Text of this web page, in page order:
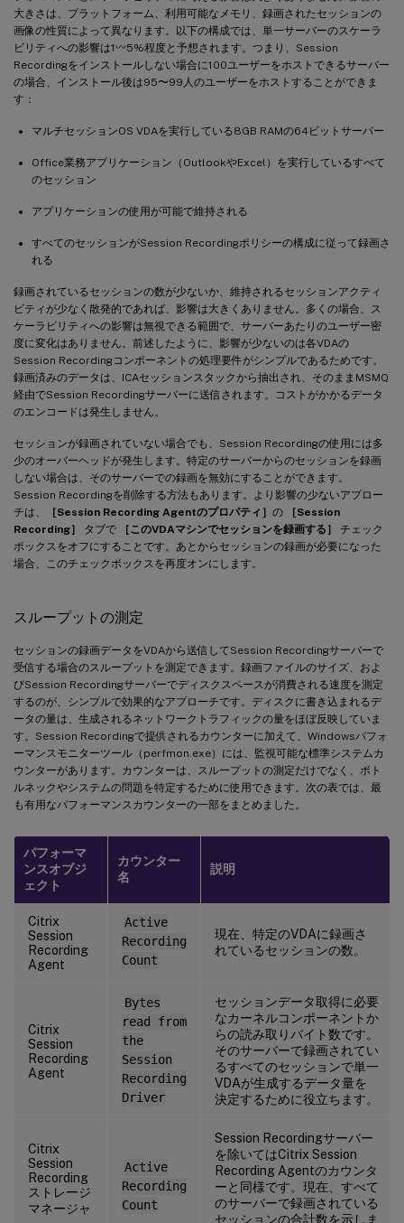
大きさは、プラットフォーム、利用可能なメモリ、録画されたセッションの
画像の性質によって異なります。以下の構成では、単一サーバーのスケーラ
ビリティへの影響は1〰5%程度と予想されます。つまり、Session
Recordingをインストールしない場合に100ユーザーをホストできるサーバー
の場合、インストール後は95〜99人のユーザーをホストすることができま
す：
マルチセッションOS VDAを実行している8GB RAMの64ビットサーバー
Office業務アプリケーション（OutlookやExcel）を実行しているすべて
のセッション
アプリケーションの使用が可能で維持される
すべてのセッションがSession Recordingポリシーの構成に従って録画さ
れる
録画されているセッションの数が少ないか、維持されるセッションアクティ
ビティが少なく散発的であれば、影響は大きくありません。多くの場合、ス
ケーラビリティへの影響は無視できる範囲で、サーバーあたりのユーザー密
度に変化はありません。前述したように、影響が少ないのは各VDAの
Session Recordingコンポーネントの処理要件がシンプルであるためです。
録画済みのデータは、ICAセッションスタックから抽出され、そのままMSMQ
経由でSession Recordingサーバーに送信されます。コストがかかるデータ
のエンコードは発生しません。
セッションが録画されていない場合でも、Session Recordingの使用には多
少のオーバーヘッドが発生します。特定のサーバーからのセッションを録画
しない場合は、そのサーバーでの録画を無効にすることができます。
Session Recordingを削除する方法もあります。より影響の少ないアプロー
チは、
［Session Recording Agentのプロパティ］ の
［Session
Recording］
タブで ［このVDAマシンでセッションを録画する］
チェック
ボックスをオフにすることです。あとからセッションの録画が必要になった
場合、このチェックボックスを再度オンにします。
スループットの測定
セッションの録画データをVDAから送信してSession Recordingサーバーで
受信する場合のスループットを測定できます。録画ファイルのサイズ、およ
びSession Recordingサーバーでディスクスペースが消費される速度を測定
するのが、シンプルで効果的なアプローチです。ディスクに書き込まれるデ
ータの量は、生成されるネットワークトラフィックの量をほぼ反映していま
す。Session Recordingで提供されるカウンターに加えて、Windowsパフォ
ーマンスモニターツール（perfmon.exe）には、監視可能な標準システムカ
ウンターがあります。カウンターは、スループットの測定だけでなく、ボト
ルネックやシステムの問題を特定するために使用できます。次の表では、最
も有用なパフォーマンスカウンターの一部をまとめました。
パフォーマ
ンスオブジ
ェクト
カウンター
名
説明
Citrix
Session
Recording
Agent
Active
Recording
Count
現在、特定のVDAに録画さ
れているセッションの数。
Citrix
Session
Recording
Agent
Bytes
read from
the
Session
Recording
Driver
セッションデータ取得に必要
なカーネルコンポーネントか
らの読み取りバイト数です。
そのサーバーで録画されてい
るすべてのセッションで単一
VDAが生成するデータ量を
決定するために役立ちます。
Citrix
Session
Recording
ストレージ
マネージャ
Active
Recording
Count
Session Recordingサーバー
を除いてはCitrix Session
Recording Agentのカウンタ
ーと同様です。現在、すべて
のサーバーで録画されている
セッションの合計数を示しま